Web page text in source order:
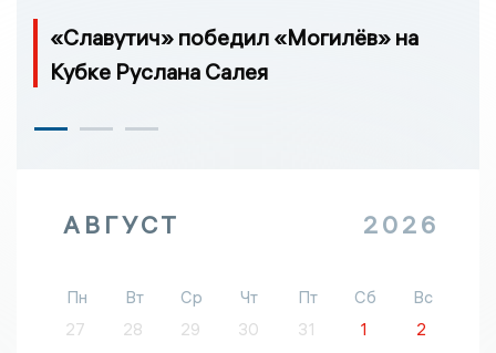
«Славутич» победил «Могилёв» на
Кубке Руслана Салея
АВГУСТ 2026
Пн Вт Ср Чт Пт Сб
Вс
27
28 29 30 31 1
2